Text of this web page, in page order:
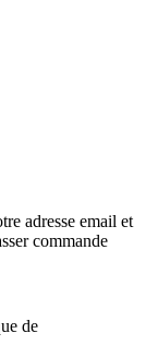
adresse email et
commande
de